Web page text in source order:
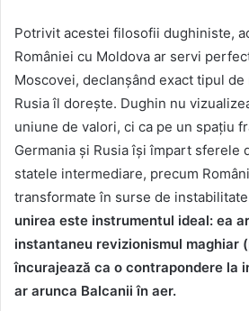
Potrivit acestei filosofii dughiniste,
României cu Moldova ar servi
Moscovei, declanșând exact tipul
Rusia îl dorește. Dughin nu
uniune de valori, ci ca pe un spațiu
Germania și Rusia își împart sferele
statele intermediare, precum
transformate în surse de
unirea este instrumentul ideal: ea
instantaneu revizionismul maghiar
încurajează ca o contrapondere la
ar arunca Balcanii în aer.